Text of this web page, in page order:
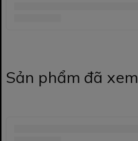
Sản phẩm đã xem